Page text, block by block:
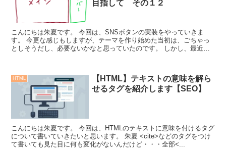
目指して その１２
こんにちは朱夏です。 今回は、SNSボタンの実装をやっていきま
す。 今更な感じもしますが、テーマを作り始めた当初は、ごちゃっ
としそうだし、必要ないかなと思っていたのです。 しかし、最近
HTML
【HTML】テキストの意味を解ら
せるタグを紹介します【SEO】
こんにちは朱夏です。 今回は、HTMLのテキストに意味を付けるタグ
について書いていきたいと思います。 朱夏 <cite>などのタグをつけ
て書いても見た目に何も変化がないんだけど・・・全部<...